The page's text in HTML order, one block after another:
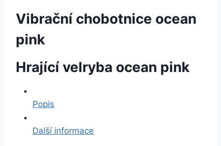
Vibrační chobotnice ocean
pink
Hrající velryba ocean pink
Popis
Další informace